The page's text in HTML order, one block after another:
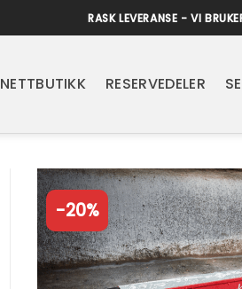
RASK LEVERANSE - VI
NETTBUTIKK RESERVEDELER
-20%